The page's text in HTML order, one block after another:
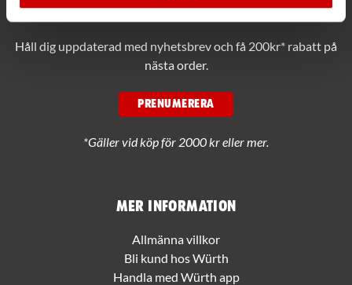
Mer information
Allmänna villkor
Bli kund hos Würth
Handla med Würth app
Få rabatt på ditt köp!
Håll dig uppdaterad med nyhetsbrev och få 200kr* rabatt på
nästa order.
PRENUMERERA
*Gäller vid köp för 2000 kr eller mer.